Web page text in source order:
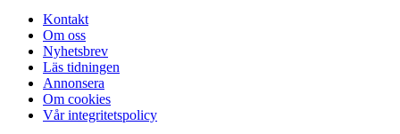
Kontakt
Om oss
Nyhetsbrev
Läs tidningen
Annonsera
Om cookies
Vår integritetspolicy